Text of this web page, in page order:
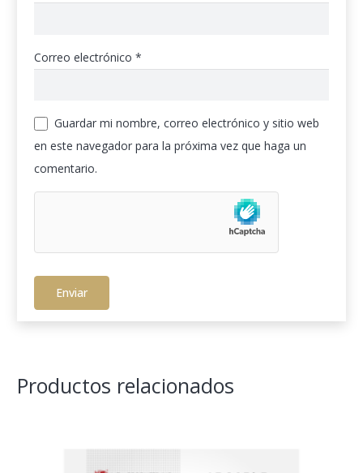
Correo electrónico *
Guardar mi nombre, correo electrónico y sitio web
en este navegador para la próxima vez que haga un
comentario.
Productos relacionados